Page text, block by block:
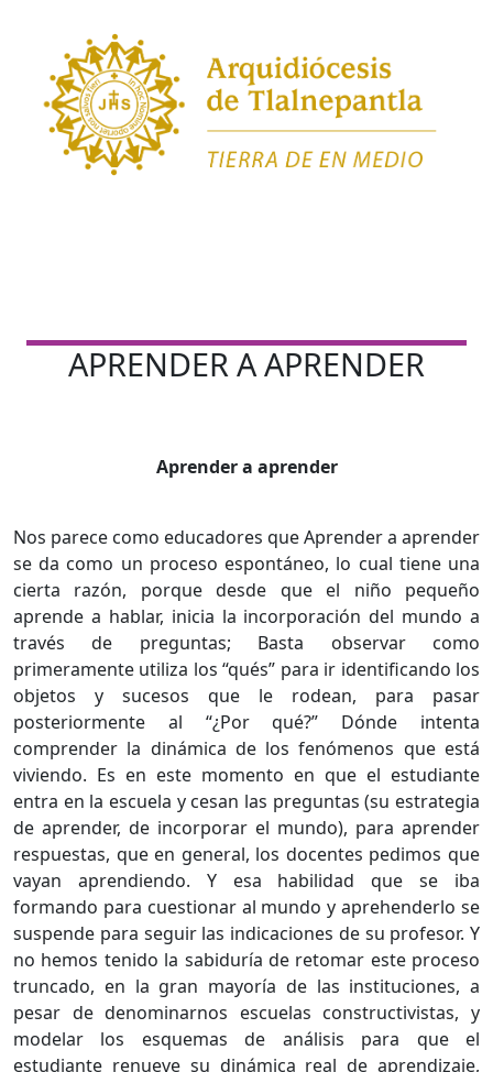
APRENDER A APRENDER
Aprender a aprender
Nos parece como educadores que Aprender a aprender
se da como un proceso espontáneo, lo cual tiene una
cierta razón, porque desde que el niño pequeño
aprende a hablar, inicia la incorporación del mundo a
través de preguntas; Basta observar como
primeramente utiliza los “qués” para ir identificando los
objetos y sucesos que le rodean, para pasar
posteriormente al “¿Por qué?” Dónde intenta
comprender la dinámica de los fenómenos que está
viviendo. Es en este momento en que el estudiante
entra en la escuela y cesan las preguntas (su estrategia
de aprender, de incorporar el mundo), para aprender
respuestas, que en general, los docentes pedimos que
vayan aprendiendo. Y esa habilidad que se iba
formando para cuestionar al mundo y aprehenderlo se
suspende para seguir las indicaciones de su profesor. Y
no hemos tenido la sabiduría de retomar este proceso
truncado, en la gran mayoría de las instituciones, a
pesar de denominarnos escuelas constructivistas, y
modelar los esquemas de análisis para que el
estudiante renueve su dinámica real de aprendizaje,